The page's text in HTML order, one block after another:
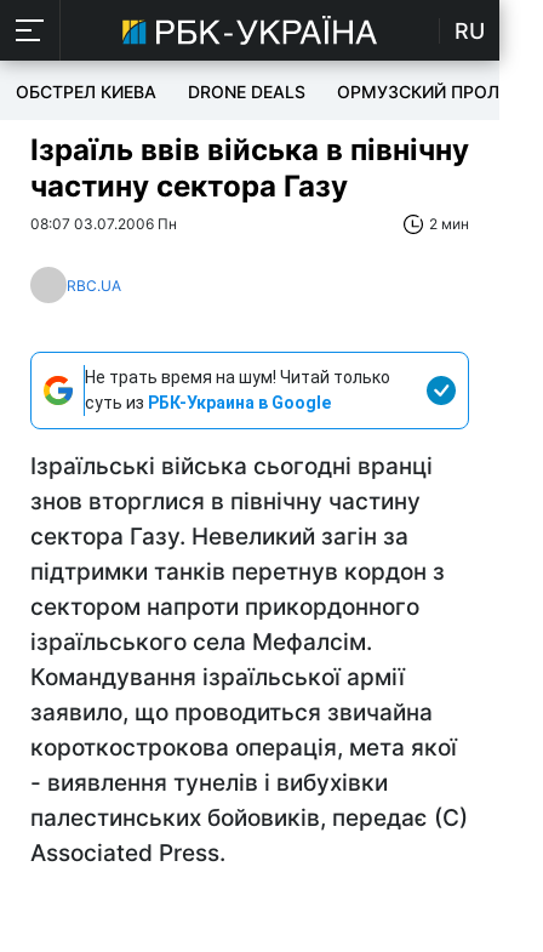
RU
ОБСТРЕЛ КИЕВА DRONE DEALS ОРМУЗСКИЙ ПРОЛИВ
Ізраїль ввів війська в північну
частину сектора Газу
08:07 03.07.2006 Пн 2 мин
RBC.UA
Не трать время на шум! Читай только
суть из РБК-Украина в Google
Ізраїльські війська сьогодні вранці
знов вторглися в північну частину
сектора Газу. Невеликий загін за
підтримки танків перетнув кордон з
сектором напроти прикордонного
ізраїльського села Мефалсім.
Командування ізраїльської армії
заявило, що проводиться звичайна
короткострокова операція, мета якої
- виявлення тунелів і вибухівки
палестинських бойовиків, передає (С)
Associated Press.